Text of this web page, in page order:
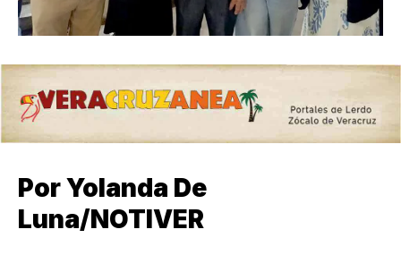
Por Yolanda De
Luna/NOTIVER